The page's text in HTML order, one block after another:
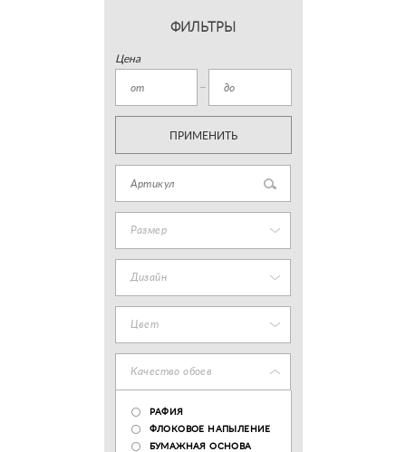
ФИЛЬТРЫ
Цена
ПРИМЕНИТЬ
Размер
Дизайн
Цвет
Качество обоев
РАФИЯ
ФЛОКОВОЕ НАПЫЛЕНИЕ
БУМАЖНАЯ ОСНОВА